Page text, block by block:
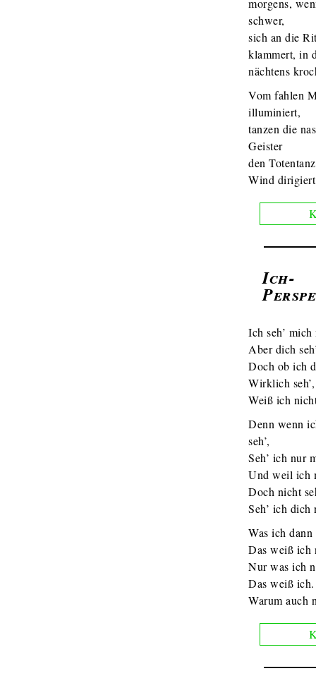
morgens,
schwer,
sich an die
klammert, in
nächtens
Vom fahlen
illuminiert,
tanzen die
Geister
den
Wind
Ich-
Ich seh’
Aber dich
Doch ob ich
Wirklich seh’,
Weiß ich
Denn wenn
seh’,
Seh’ ich nur
Und weil ich
Doch nicht
Seh’ ich dich
Was ich dann
Das weiß ich
Nur was ich
Das weiß ich.
Warum auch